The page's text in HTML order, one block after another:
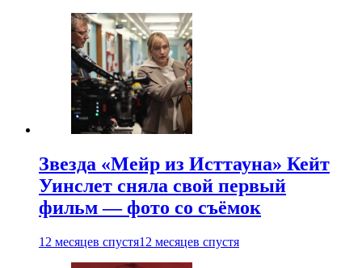
Звезда «Мейр из Исттауна» Кейт
Уинслет сняла свой первый
фильм — фото со съёмок
12 месяцев спустя12 месяцев спустя